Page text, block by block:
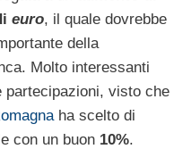
euro, il quale dovrebbe
della
Molto interessanti
partecipazioni, visto che
ha scelto di
con un buon 10%.